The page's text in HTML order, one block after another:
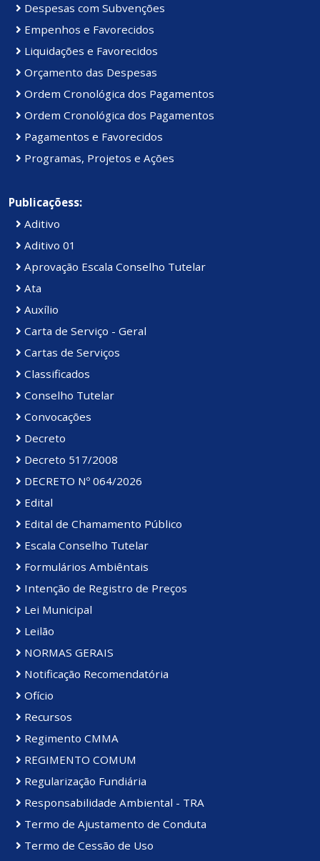
Despesas com Subvenções
Empenhos e Favorecidos
Liquidações e Favorecidos
Orçamento das Despesas
Ordem Cronológica dos Pagamentos
Ordem Cronológica dos Pagamentos
Pagamentos e Favorecidos
Programas, Projetos e Ações
Publicaçõess:
Aditivo
Aditivo 01
Aprovação Escala Conselho Tutelar
Ata
Auxílio
Carta de Serviço - Geral
Cartas de Serviços
Classificados
Conselho Tutelar
Convocações
Decreto
Decreto 517/2008
DECRETO Nº 064/2026
Edital
Edital de Chamamento Público
Escala Conselho Tutelar
Formulários Ambiêntais
Intenção de Registro de Preços
Lei Municipal
Leilão
NORMAS GERAIS
Notificação Recomendatória
Ofício
Recursos
Regimento CMMA
REGIMENTO COMUM
Regularização Fundiária
Responsabilidade Ambiental - TRA
Termo de Ajustamento de Conduta
Termo de Cessão de Uso